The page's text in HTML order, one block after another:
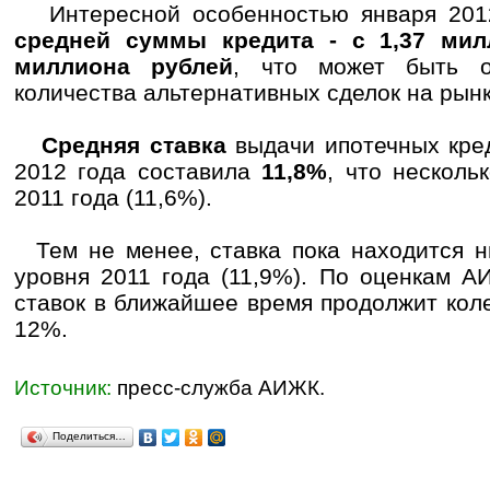
Интересной особенностью января
средней суммы кредита - с 1,37
миллиона рублей, что может быть
количества альтернативных сделок на
Средняя ставка выдачи ипотечных
2012 года составила11,8%, что
2011 года (11,6%).
Тем не менее, ставка пока находится
уровня 2011 года (11,9%). По оценкам
ставок в ближайшее время продолжит
12%.
Источник: пресс-служба АИЖК.
Поделиться…